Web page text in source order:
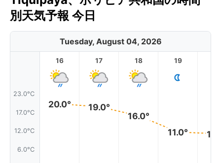
別天気予報 今日
Tuesday, August 04, 2026
23.0°C
17.0°C
12.0°C
6.0°C
16
20.0°
17
19.0°
18
16.0°
19
11.0°